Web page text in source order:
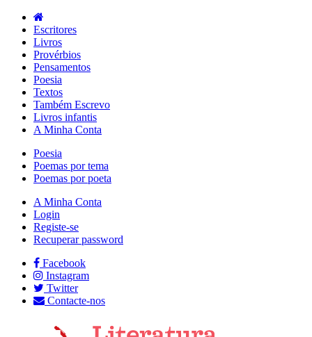
Escritores
Livros
Provérbios
Pensamentos
Poesia
Textos
Também Escrevo
Livros infantis
A Minha Conta
Poesia
Poemas por tema
Poemas por poeta
A Minha Conta
Login
Registe-se
Recuperar password
Facebook
Instagram
Twitter
Contacte-nos